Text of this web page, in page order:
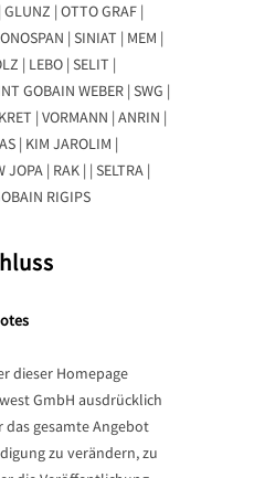
GLUNZ | OTTO GRAF |
| SINIAT | MEM |
| LEBO | SELIT |
GOBAIN WEBER | SWG |
| VORMANN | ANRIN |
| KIM JAROLIM |
JOPA | RAK | | SELTRA |
RIGIPS
dieser Homepage
GmbH ausdrücklich
das gesamte Angebot
zu verändern, zu